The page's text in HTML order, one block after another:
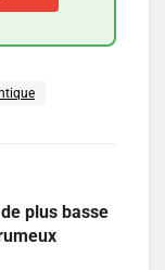
plus basse